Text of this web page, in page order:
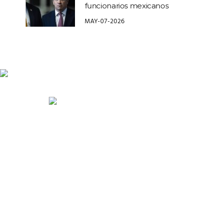
funcionarios mexicanos
MAY-07-2026